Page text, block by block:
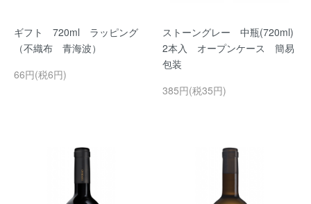
ギフト 720ml ラッピング
（不織布 青海波）
66円(税6円)
ストーングレー 中瓶(720ml)
2本入 オープンケース 簡易
包装
385円(税35円)